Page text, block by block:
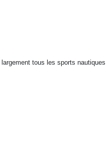
tous les sports